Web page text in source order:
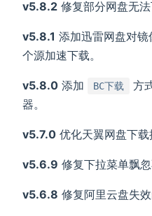
v5.8.2 修复部分网盘无法
v5.8.1 添加迅雷网盘对
个源加速下载。
v5.8.0 添加 BC下载 方
器。
v5.7.0 优化天翼网盘下载
v5.6.9 修复下拉菜单飘忽
v5.6.8 修复阿里云盘失效